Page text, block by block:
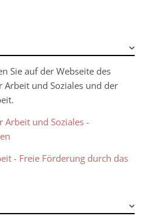
Sie auf der Webseite des
und Soziales und der
und Soziales -
- Freie Förderung durch das